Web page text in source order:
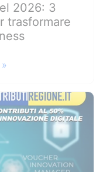
2026: 3
trasformare